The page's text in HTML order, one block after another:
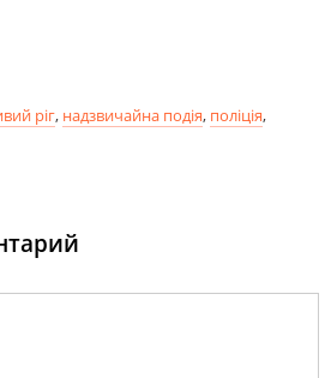
ріг, надзвичайна подія, поліція,